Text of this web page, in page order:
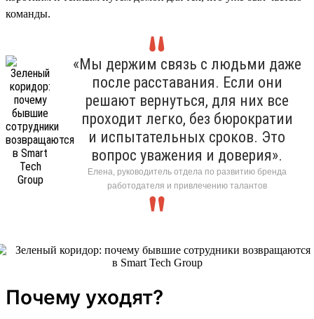
команды.
«Мы держим связь с людьми даже
после расставания. Если они
решают вернуться, для них все
проходит легко, без бюрократии
и испытательных сроков. Это
вопрос уважения и доверия».
Елена, руководитель отдела по развитию бренда
работодателя и привлечению талантов
Почему уходят?